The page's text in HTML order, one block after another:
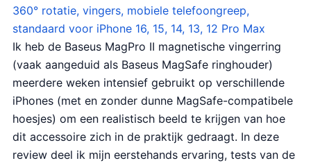
360° rotatie, vingers, mobiele telefoongreep,
standaard voor iPhone 16, 15, 14, 13, 12 Pro Max
Ik heb de Baseus MagPro II magnetische vingerring
(vaak aangeduid als Baseus MagSafe ringhouder)
meerdere weken intensief gebruikt op verschillende
iPhones (met en zonder dunne MagSafe-compatibele
hoesjes) om een realistisch beeld te krijgen van hoe
dit accessoire zich in de praktijk gedraagt. In deze
review deel ik mijn eerstehands ervaring, tests van de